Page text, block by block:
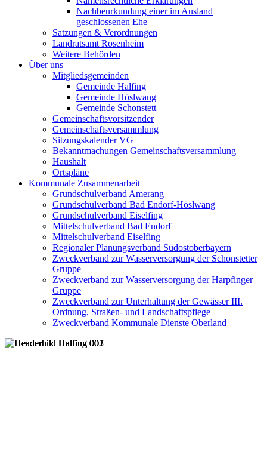
Nachbeurkundung einer im Ausland
geschlossenen Ehe
Satzungen & Verordnungen
Landratsamt Rosenheim
Weitere Behörden
Über uns
Mitgliedsgemeinden
Gemeinde Halfing
Gemeinde Höslwang
Gemeinde Schonstett
Gemeinschaftsvorsitzender
Gemeinschaftsversammlung
Sitzungskalender VG
Bekanntmachungen Gemeinschaftsversammlung
Haushalt
Ortspläne
Kommunale Zusammenarbeit
Grundschulverband Amerang
Grundschulverband Bad Endorf-Höslwang
Grundschulverband Eiselfing
Mittelschulverband Bad Endorf
Mittelschulverband Eiselfing
Regionaler Planungsverband Südostoberbayern
Zweckverband zur Wasserversorgung der Schonstetter
Gruppe
Zweckverband zur Wasserversorgung der Harpfinger
Gruppe
Zweckverband zur Unterhaltung der Gewässer III.
Ordnung, Straßen- und Landschaftspflege
Zweckverband Kommunale Dienste Oberland